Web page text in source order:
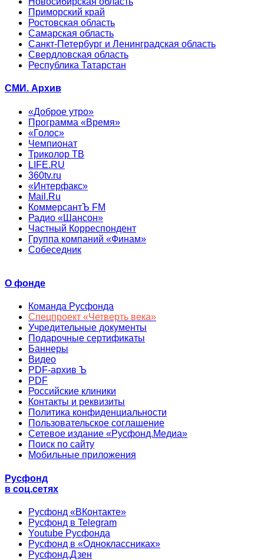
Приморский край
Ростовская область
Самарская область
Санкт-Петербург и Ленинградская область
Свердловская область
Республика Татарстан
СМИ. Архив
«Доброе утро»
Программа «Время»
«Голос»
Чемпионат
Триколор ТВ
LIFE.RU
360tv.ru
«Интерфакс»
Mail.Ru
КоммерсантЪ FM
Радио «Шансон»
Частный Корреспондент
Группа компаний «Финам»
Собеседник
О фонде
Команда Русфонда
Спецпроект «Четверть века»
Учредительные документы
Подарочные сертификаты
Баннеры
Видео
PDF-архив Ъ
PDF
Российские клиники
Контакты и реквизиты
Политика конфиденциальности
Пользовательское соглашение
Сетевое издание «Русфонд.Медиа»
Поиск по сайту
Мобильные приложения
Русфонд
в соц.сетях
Русфонд «ВКонтакте»
Русфонд в Telegram
Youtube Русфонда
Русфонд в «Одноклассниках»
Русфонд.Дзен